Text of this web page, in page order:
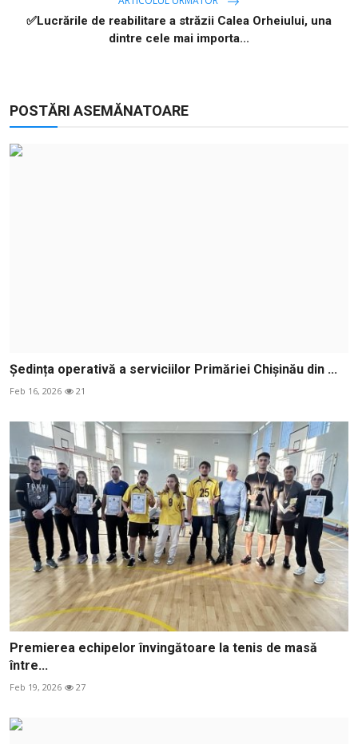
✅Lucrările de reabilitare a străzii Calea Orheiului, una
dintre cele mai importa...
POSTĂRI ASEMĂNATOARE
Ședința operativă a serviciilor Primăriei Chișinău din ...
Feb 16, 2026 21
Premierea echipelor învingătoare la tenis de masă
între...
Feb 19, 2026 27